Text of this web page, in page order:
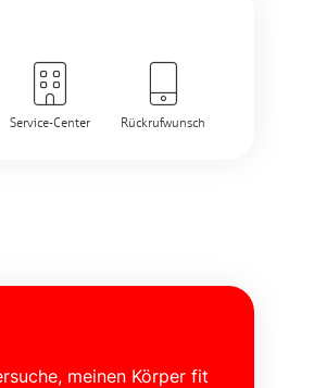
meinen Körper fit
Service-Center Rückrufwunsch